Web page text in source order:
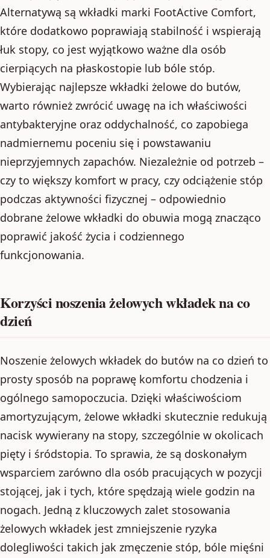
Alternatywą są wkładki marki FootActive Comfort,
które dodatkowo poprawiają stabilność i wspierają
łuk stopy, co jest wyjątkowo ważne dla osób
cierpiących na płaskostopie lub bóle stóp.
Wybierając najlepsze wkładki żelowe do butów,
warto również zwrócić uwagę na ich właściwości
antybakteryjne oraz oddychalność, co zapobiega
nadmiernemu poceniu się i powstawaniu
nieprzyjemnych zapachów. Niezależnie od potrzeb –
czy to większy komfort w pracy, czy odciążenie stóp
podczas aktywności fizycznej – odpowiednio
dobrane żelowe wkładki do obuwia mogą znacząco
poprawić jakość życia i codziennego
funkcjonowania.
Korzyści noszenia żelowych wkładek na co
dzień
Noszenie żelowych wkładek do butów na co dzień to
prosty sposób na poprawę komfortu chodzenia i
ogólnego samopoczucia. Dzięki właściwościom
amortyzującym, żelowe wkładki skutecznie redukują
nacisk wywierany na stopy, szczególnie w okolicach
pięty i śródstopia. To sprawia, że są doskonałym
wsparciem zarówno dla osób pracujących w pozycji
stojącej, jak i tych, które spędzają wiele godzin na
nogach. Jedną z kluczowych zalet stosowania
żelowych wkładek jest zmniejszenie ryzyka
dolegliwości takich jak zmęczenie stóp, bóle mięśni